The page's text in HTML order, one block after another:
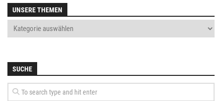
UNSERE THEMEN
SUCHE